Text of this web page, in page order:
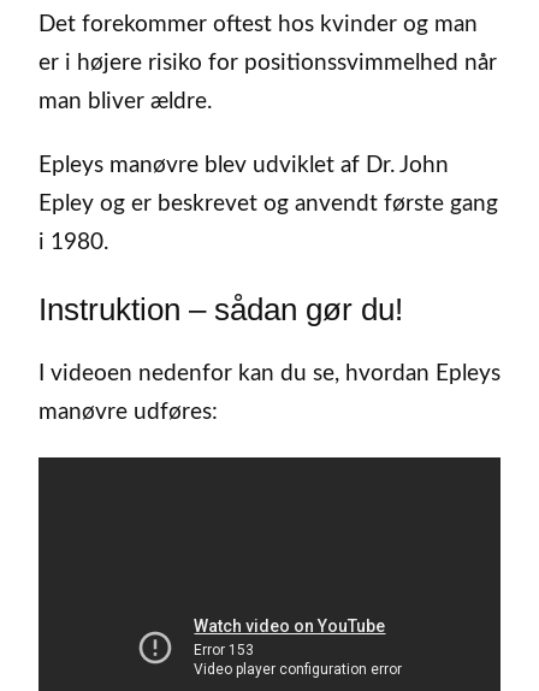
Det forekommer oftest hos kvinder og man
er i højere risiko for positionssvimmelhed når
man bliver ældre.
Epleys manøvre blev udviklet af Dr. John
Epley og er beskrevet og anvendt første gang
i 1980.
Instruktion – sådan gør du!
I videoen nedenfor kan du se, hvordan Epleys
manøvre udføres: